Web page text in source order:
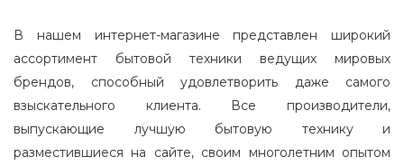
В нашем интернет-магазине представлен широкий
ассортимент бытовой техники ведущих мировых
брендов, способный удовлетворить даже самого
взыскательного клиента. Все производители,
выпускающие лучшую бытовую технику и
разместившиеся на сайте, своим многолетним опытом